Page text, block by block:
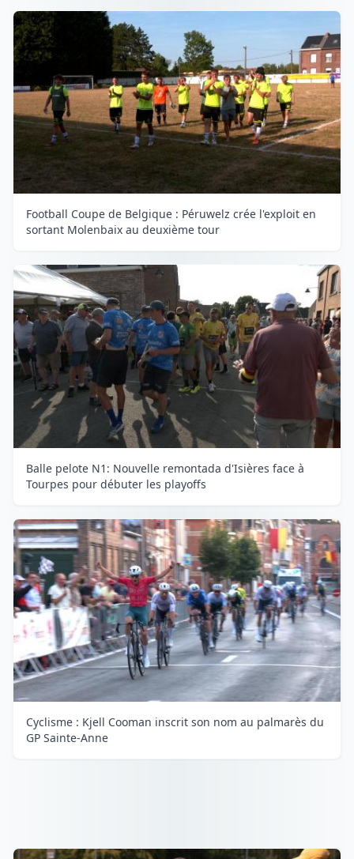
Football Coupe de Belgique : Péruwelz crée l'exploit en
sortant Molenbaix au deuxième tour
Balle pelote N1: Nouvelle remontada d'Isières face à
Tourpes pour débuter les playoffs
Cyclisme : Kjell Cooman inscrit son nom au palmarès du
GP Sainte-Anne